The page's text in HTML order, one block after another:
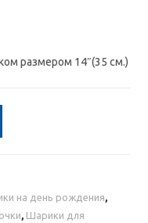
размером 14″(35 см.)
на день рождения,
, Шарики для